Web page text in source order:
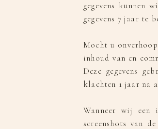
gegevens kunnen
gegevens 7 jaar te
Mocht u
inhoud van en
Deze gegevens
klachten 1 jaar na
Wanneer wij een
screenshots van